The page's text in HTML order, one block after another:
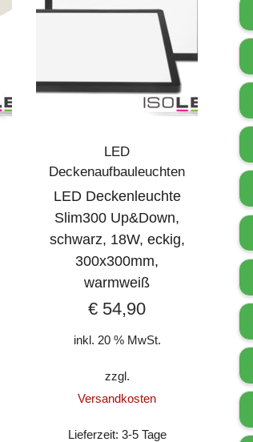
LED
Deckenaufbauleuchten
LED Deckenleuchte
Slim300 Up&Down,
schwarz, 18W, eckig,
300x300mm,
warmweiß
€ 54,90
inkl. 20 % MwSt.
zzgl.
Versandkosten
Lieferzeit: 3-5 Tage